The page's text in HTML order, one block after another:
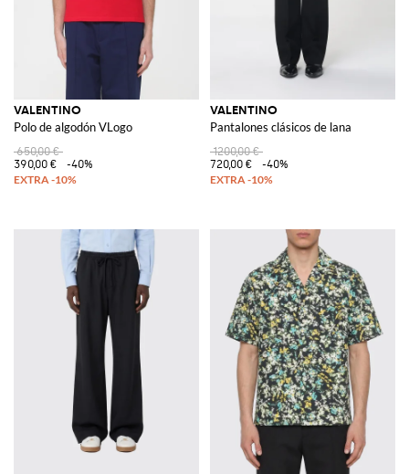
VALENTINO
Polo de algodón VLogo
650,00 €
390,00 €
-40%
VALENTINO
Pantalones clásicos de lana
1200,00 €
720,00 €
-40%